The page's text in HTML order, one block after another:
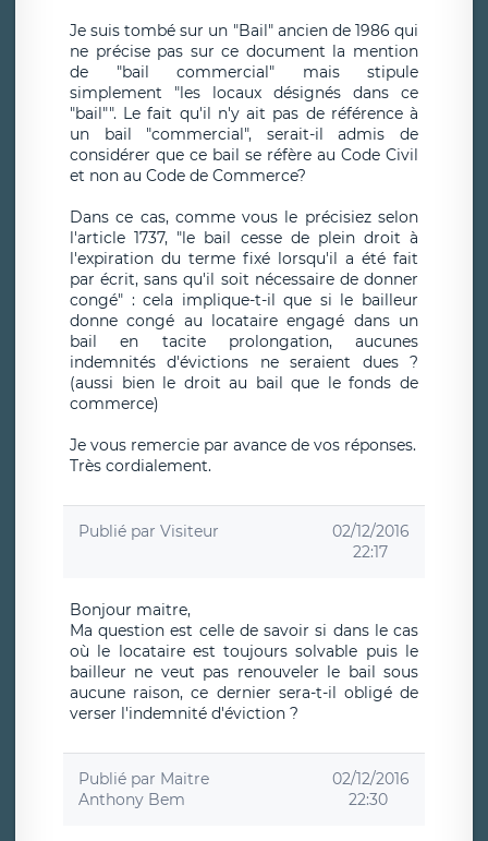
Je suis tombé sur un "Bail" ancien de 1986 qui
ne précise pas sur ce document la mention
de "bail commercial" mais stipule
simplement "les locaux désignés dans ce
"bail"". Le fait qu'il n'y ait pas de référence à
un bail "commercial", serait-il admis de
considérer que ce bail se réfère au Code Civil
et non au Code de Commerce?
Dans ce cas, comme vous le précisiez selon
l'article 1737, "le bail cesse de plein droit à
l'expiration du terme fixé lorsqu'il a été fait
par écrit, sans qu'il soit nécessaire de donner
congé" : cela implique-t-il que si le bailleur
donne congé au locataire engagé dans un
bail en tacite prolongation, aucunes
indemnités d'évictions ne seraient dues ?
(aussi bien le droit au bail que le fonds de
commerce)
Je vous remercie par avance de vos réponses.
Très cordialement.
Publié par Visiteur
02/12/2016
22:17
Bonjour maitre,
Ma question est celle de savoir si dans le cas
où le locataire est toujours solvable puis le
bailleur ne veut pas renouveler le bail sous
aucune raison, ce dernier sera-t-il obligé de
verser l'indemnité d'éviction ?
Publié par Maitre
Anthony Bem
02/12/2016
22:30